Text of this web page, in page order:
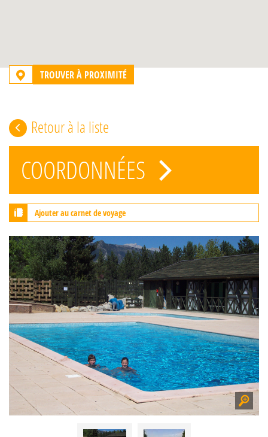
TROUVER À PROXIMITÉ
Retour à la liste
COORDONNÉES
Ajouter au carnet de voyage